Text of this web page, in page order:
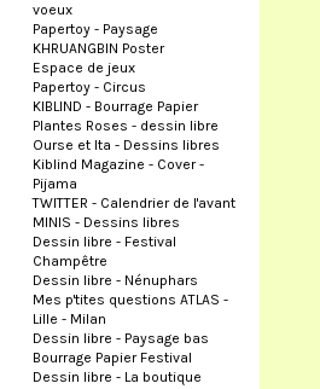
voeux
Papertoy - Paysage
KHRUANGBIN Poster
Espace de jeux
Papertoy - Circus
KIBLIND - Bourrage Papier
Plantes Roses - dessin libre
Ourse et Ita - Dessins libres
Kiblind Magazine - Cover -
Pijama
TWITTER - Calendrier de l'avant
MINIS - Dessins libres
Dessin libre - Festival
Champêtre
Dessin libre - Nénuphars
Mes p'tites questions ATLAS -
Lille - Milan
Dessin libre - Paysage bas
Bourrage Papier Festival
Dessin libre - La boutique